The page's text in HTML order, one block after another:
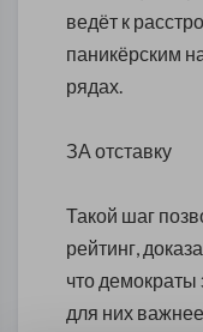
ведёт к
паникёрским
рядах.
ЗА отставку
Такой шаг
рейтинг,
что
для них